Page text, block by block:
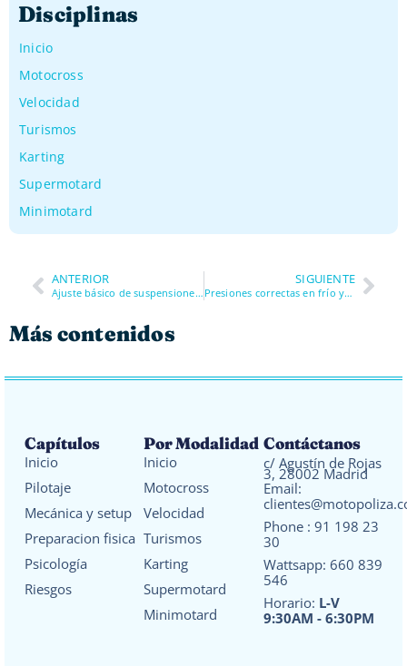
Disciplinas
Inicio
Motocross
Velocidad
Turismos
Karting
Supermotard
Minimotard
ANTERIOR
Ajuste básico de suspensiones para circuito
SIGUIENTE
Presiones correctas en frío y en caliente
Más contenidos
Capítulos
Inicio
Pilotaje
Mecánica y setup
Preparacion fisica
Psicología
Riesgos
Por Modalidad
Inicio
Motocross
Velocidad
Turismos
Karting
Supermotard
Minimotard
Contáctanos
c/ Agustín de Rojas
3, 28002 Madrid
Email:
Phone : 91 198 23
30
Wattsapp: 660 839
546
Horario: L-V
9:30AM - 6:30PM